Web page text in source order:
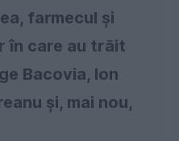
farmecul și
în care au trăit
Bacovia, Ion
și, mai nou,